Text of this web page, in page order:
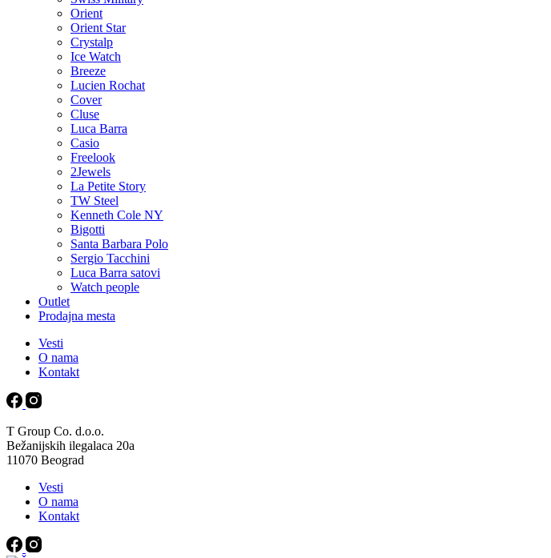
Orient
Orient Star
Crystalp
Ice Watch
Breeze
Lucien Rochat
Cover
Cluse
Luca Barra
Casio
Freelook
2Jewels
La Petite Story
TW Steel
Kenneth Cole NY
Bigotti
Santa Barbara Polo
Sergio Tacchini
Luca Barra satovi
Watch people
Outlet
Prodajna mesta
Vesti
O nama
Kontakt
T Group Co. d.o.o.
Bežanijskih ilegalaca 20a
11070 Beograd
Vesti
O nama
Kontakt